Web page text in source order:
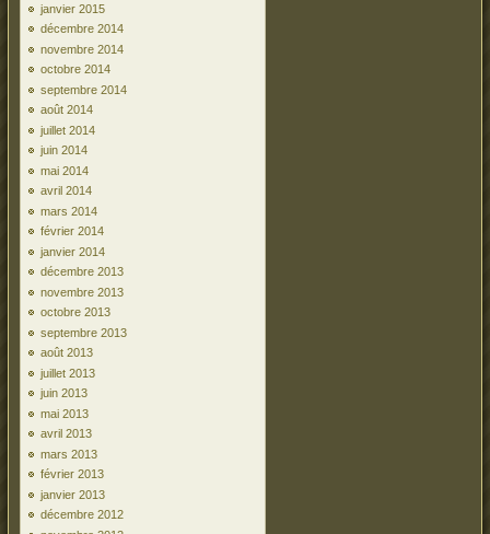
janvier 2015
décembre 2014
novembre 2014
octobre 2014
septembre 2014
août 2014
juillet 2014
juin 2014
mai 2014
avril 2014
mars 2014
février 2014
janvier 2014
décembre 2013
novembre 2013
octobre 2013
septembre 2013
août 2013
juillet 2013
juin 2013
mai 2013
avril 2013
mars 2013
février 2013
janvier 2013
décembre 2012